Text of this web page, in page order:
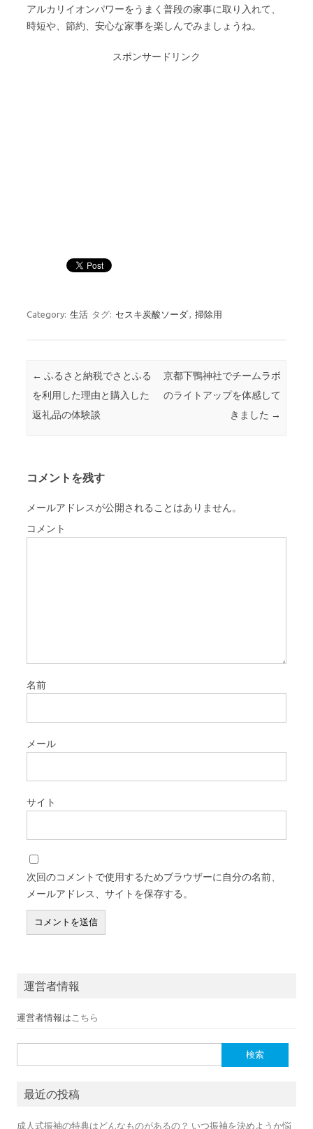
アルカリイオンパワーをうまく普段の家事に取り入れて、
時短や、節約、安心な家事を楽しんでみましょうね。
スポンサードリンク
Category: 生活 タグ: セスキ炭酸ソーダ, 掃除用
Post navigation
← ふるさと納税でさとふる
を利用した理由と購入した
返礼品の体験談
京都下鴨神社でチームラボ
のライトアップを体感して
きました →
コメントを残す
メールアドレスが公開されることはありません。
コメント
名前
メール
サイト
次回のコメントで使用するためブラウザーに自分の名前、
メールアドレス、サイトを保存する。
運営者情報
運営者情報は こちら
最近の投稿
成人式振袖の特典はどんなものがあるの？ いつ振袖を決めようか悩